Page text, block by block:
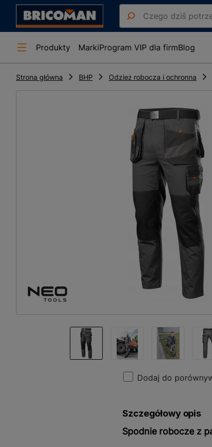
Produkty MarkiProgram VIP dla firmBlog
Strona główna BHP Odzież robocza i ochronna
Dodaj do
Szczegółowy opis
Spodnie robocze z